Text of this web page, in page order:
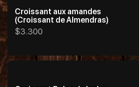
Croissant aux amandes
(Croissant de Almendras)
$3.300